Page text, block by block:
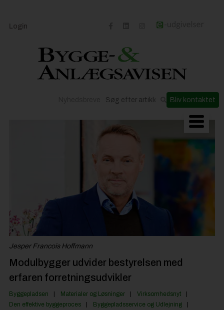
Login
Bliv kontaktet
Til Håndværkeren
Partnere
Jobportal
Jesper Francois Hoffmann
Modulbygger udvider bestyrelsen med
erfaren forretningsudvikler
Byggepladsen Materialer og Løsninger
Virksomhedsnyt
Den effektive byggeproces
Byggepladsservice og Udlejning